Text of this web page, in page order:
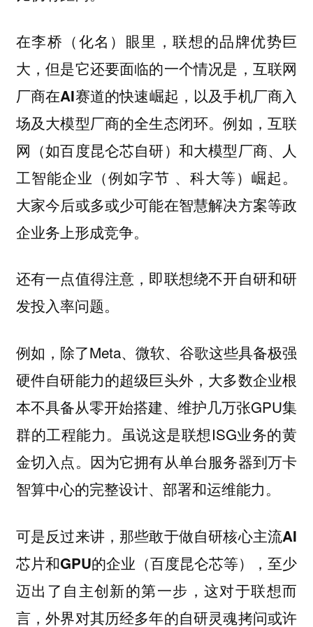
在李桥（化名）眼里，联想的品牌优势巨
大，但是它还要面临的一个情况是，互联网
厂商在AI赛道的快速崛起，以及手机厂商入
场及大模型厂商的全生态闭环。例如，互联
网（如百度昆仑芯自研）和大模型厂商、人
工智能企业（例如字节 、科大等）崛起。
大家今后或多或少可能在智慧解决方案等政
企业务上形成竞争。
还有一点值得注意，即联想绕不开自研和研
发投入率问题。
例如，除了Meta、微软、谷歌这些具备极强
硬件自研能力的超级巨头外，大多数企业根
本不具备从零开始搭建、维护几万张GPU集
群的工程能力。虽说这是联想ISG业务的黄
金切入点。因为它拥有从单台服务器到万卡
智算中心的完整设计、部署和运维能力。
可是反过来讲，那些敢于做自研核心主流AI
芯片和GPU的企业（百度昆仑芯等），至少
迈出了自主创新的第一步，这对于联想而
言，外界对其历经多年的自研灵魂拷问或许